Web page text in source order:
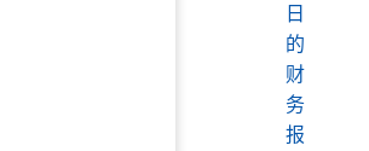
日
的
财
务
报